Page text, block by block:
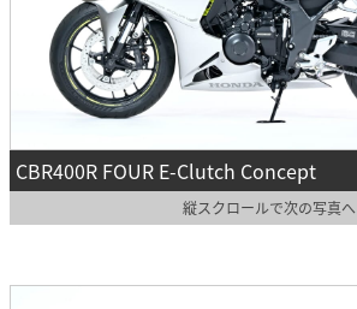
CBR400R FOUR E-Clutch Concept
縦スクロールで次の写真へ